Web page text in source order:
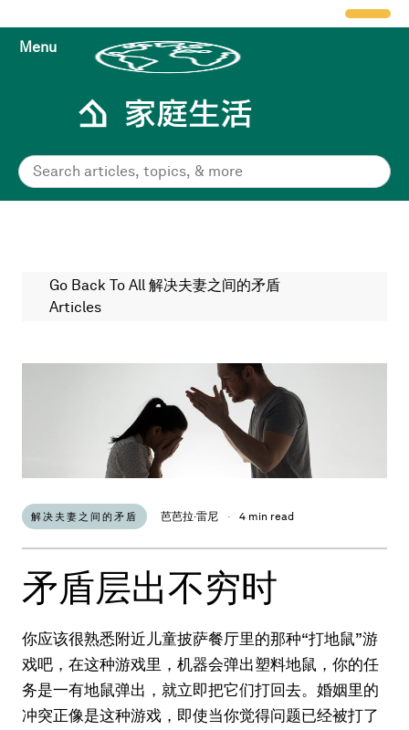
Menu
Go Back To All 解决夫妻之间的矛盾
Articles
解决夫妻之间的矛盾 芭芭拉·雷尼 · 4 min read
矛盾层出不穷时
你应该很熟悉附近儿童披萨餐厅里的那种“打地鼠”游
戏吧，在这种游戏里，机器会弹出塑料地鼠，你的任
务是一有地鼠弹出，就立即把它们打回去。婚姻里的
冲突正像是这种游戏，即使当你觉得问题已经被打了